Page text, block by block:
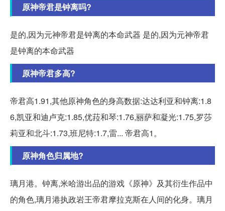
原神帝君是钟离吗?
是的,因为元神帝君是钟离的本命武器 是的,因为元神帝君
是钟离的本命武器
原神帝君多高?
帝君高1.91,其他原神角色的身高数据:达达利亚和钟离:1.8
6,凯亚和迪卢克:1.85,优菈和琴:1.76,丽萨和凝光:1.75,罗莎
莉亚和北斗:1.73,班尼特:1.7,雷... 帝君高1。
原神角色归属地?
璃月港。钟离,米哈游出品的游戏《原神》及其衍生作品中
的角色,璃月港执政岩王帝君摩拉克斯在人间的化身。璃月